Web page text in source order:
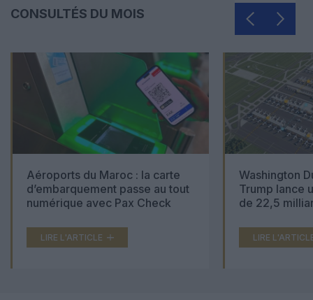
CONSULTÉS DU MOIS
Aéroports du Maroc : la carte
d’embarquement passe au tout
numérique avec Pax Check
LIRE L'ARTICLE
Washington
Trump lance
de 22,5
LIRE